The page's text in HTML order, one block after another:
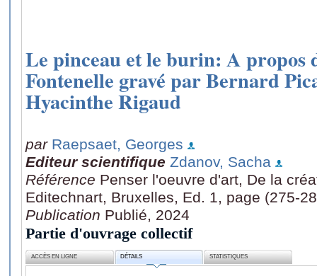
Le pinceau et le burin: A propos
Fontenelle gravé par Bernard
Hyacinthe Rigaud
par Raepsaet, Georges
Editeur scientifique Zdanov, Sacha
Référence Penser l'oeuvre d'art, De la
Editechnart, Bruxelles, Ed. 1, page (275-
Publication Publié, 2024
Partie d'ouvrage collectif
ACCÈS EN LIGNE DÉTAILS STATISTIQUES